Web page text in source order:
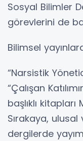
Sosyal Bilimler
görevlerini de
Bilimsel
“Narsistik
“Çalışan
başlıklı kitapları
Sırakaya,
dergilerde